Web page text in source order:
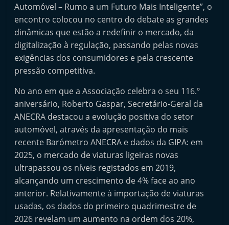
n
t
e
d
o
A
f
t
e
r
m
a
k
e
Automóvel – Rumo a um Futuro Mais Inteligente”, o
encontro colocou no centro do debate as grandes
dinâmicas que estão a redefinir o mercado, da
digitalização à regulação, passando pelas novas
exigências dos consumidores e pela crescente
pressão competitiva.
No ano em que a Associação celebra o seu 116.º
aniversário, Roberto Gaspar, Secretário-Geral da
ANECRA destacou a evolução positiva do setor
automóvel, através da apresentação do mais
recente Barómetro ANECRA e dados da GIPA: em
2025, o mercado de viaturas ligeiras novas
ultrapassou os níveis registados em 2019,
alcançando um crescimento de 4% face ao ano
anterior. Relativamente à importação de viaturas
usadas, os dados do primeiro quadrimestre de
2026 revelam um aumento na ordem dos 20%,